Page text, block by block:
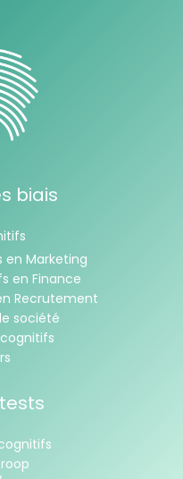
biais
en Marketing
en Finance
Recrutement
société